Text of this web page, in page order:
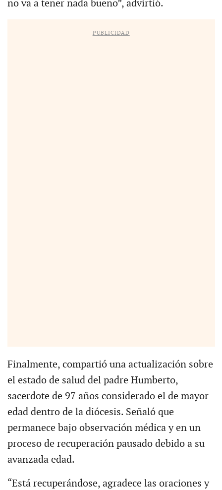
no va a tener nada bueno”, advirtió.
PUBLICIDAD
Finalmente, compartió una actualización sobre
el estado de salud del padre Humberto,
sacerdote de 97 años considerado el de mayor
edad dentro de la diócesis. Señaló que
permanece bajo observación médica y en un
proceso de recuperación pausado debido a su
avanzada edad.
“Está recuperándose, agradece las oraciones y